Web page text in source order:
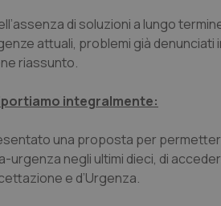
di soluzioni a lungo
attuali, problemi già denunciati
riassunto.
integralmente:
una proposta per
negli ultimi dieci, di
e d’Urgenza.